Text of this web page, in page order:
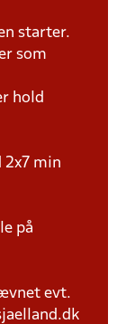
starter.
som
hold
2x7 min
på
evt.